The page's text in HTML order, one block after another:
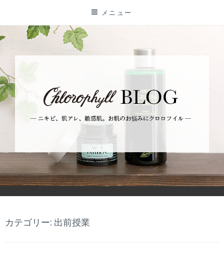
テ
に
ス
キ
メニュー
BLOG
ーニキビ、肌アレ、敏感肌。お肌のお悩みにクロロフイルー
カテゴリー: 出前授業